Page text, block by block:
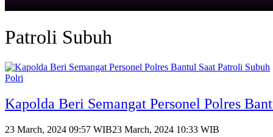
Patroli Subuh
Polri
Kapolda Beri Semangat Personel Polres
23 March, 2024 09:57 WIB23 March, 2024 10:33 WIB